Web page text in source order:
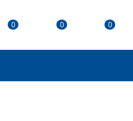
0 0 0